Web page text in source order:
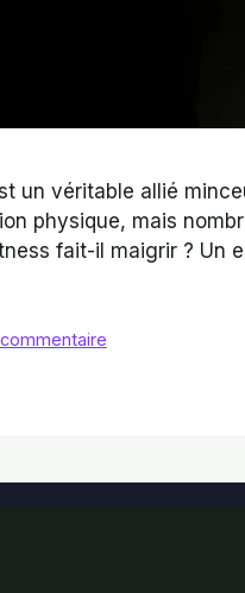
un véritable allié
physique, mais
fait-il maigrir ? Un